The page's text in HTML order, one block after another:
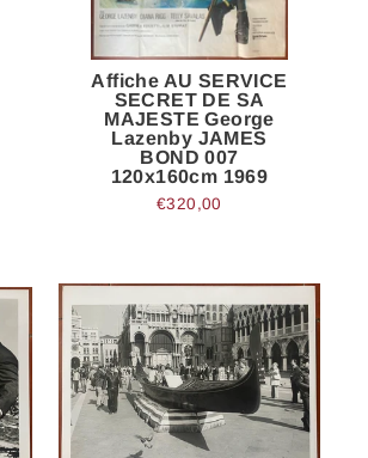
Affiche AU SERVICE
SECRET DE SA
MAJESTE George
Lazenby JAMES
BOND 007
120x160cm 1969
€320,00